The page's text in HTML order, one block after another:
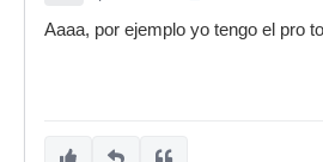
Aaaa, por ejemplo yo tengo el pro